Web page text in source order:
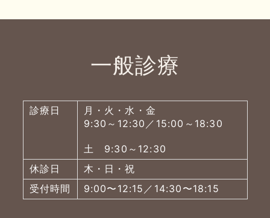
一般診療
診療日
月・火・水・金
9:30～12:30／15:00～18:30
土 9:30～12:30
休診日
木・日・祝
受付時間
9:00〜12:15／14:30〜18:15